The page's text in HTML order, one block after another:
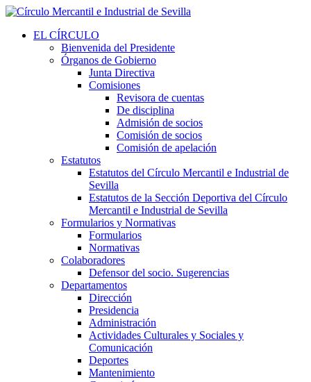
EL CÍRCULO
Bienvenida del Presidente
Órganos de Gobierno
Junta Directiva
Comisiones
Revisora de cuentas
De disciplina
Admisión de socios
Comisión de socios
Comisión de apelación
Estatutos
Estatutos del Círculo Mercantil e Industrial de
Sevilla
Estatutos de la Sección Deportiva del Círculo
Mercantil e Industrial de Sevilla
Formularios y Normativas
Formularios
Normativas
Colaboradores
Defensor del socio. Sugerencias
Departamentos
Dirección
Presidencia
Administración
Actividades Culturales y Sociales y
Comunicación
Deportes
Mantenimiento